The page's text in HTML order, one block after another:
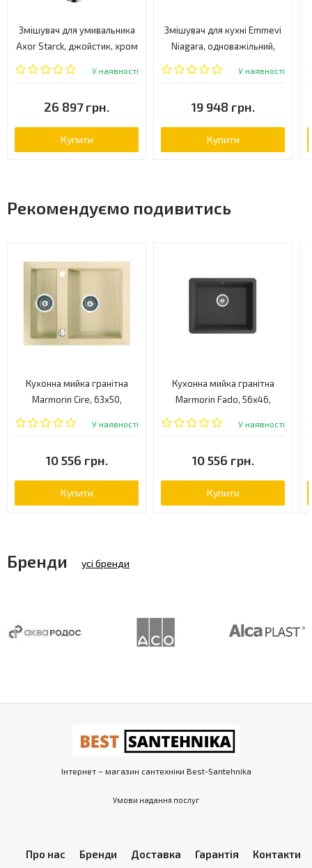
Змішувач для умивальника
Axor Starck, джойстик, хром
(10116000)
У наявності
26 897 грн.
Купити
Змішувач для кухні Emmevi
Niagara, одноважільний,
сатин (CSP74007)
У наявності
19 948 грн.
Купити
Рекомендуємо подивитись
Кухонна мийка гранітна
Marmorin Cire, 63x50,
бежевий (3755030)
У наявності
10 556 грн.
Купити
Кухонна мийка гранітна
Marmorin Fado, 56x46,
бежевий (4281000)
У наявності
10 556 грн.
Купити
Бренди усі бренди
Інтернет – магазин сантехніки Best-Santehnika
Умови надання послуг
Про нас Бренди Доставка Гарантія Контакти